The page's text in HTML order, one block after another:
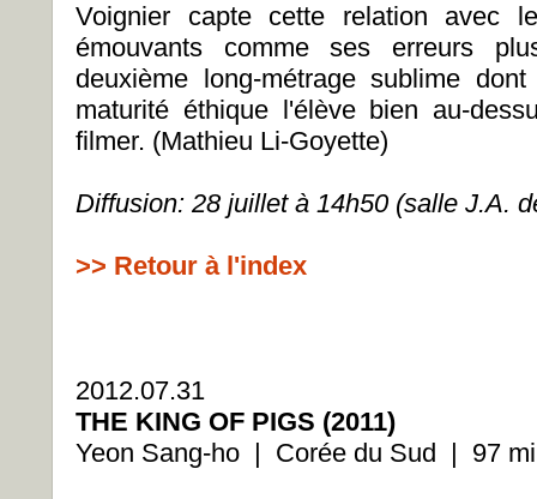
Voignier capte cette relation avec
émouvants comme ses erreurs
deuxième long-métrage sublime
maturité éthique l'élève bien au-
filmer. (Mathieu Li-Goyette)
Diffusion: 28 juillet à 14h50 (salle J.A.
>> Retour à l'index
2012.07.31
THE KING OF PIGS (2011)
Yeon Sang-ho | Corée du Sud | 97